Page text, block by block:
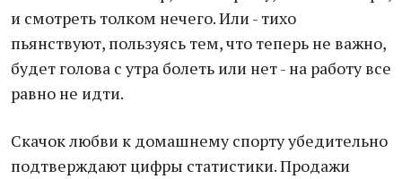
и смотреть толком нечего. Или - тихо
пьянствуют, пользуясь тем, что теперь не важно,
будет голова с утра болеть или нет - на работу все
равно не идти.
Скачок любви к домашнему спорту убедительно
подтверждают цифры статистики. Продажи